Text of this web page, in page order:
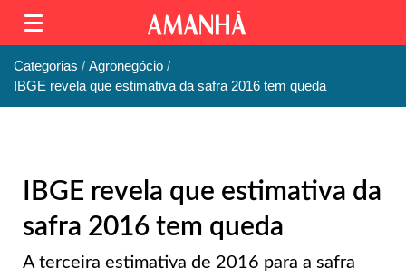
Categorias
Agronegócio
IBGE revela que estimativa da safra 2016 tem queda
IBGE revela que estimativa da
safra 2016 tem queda
A terceira estimativa de 2016 para a safra